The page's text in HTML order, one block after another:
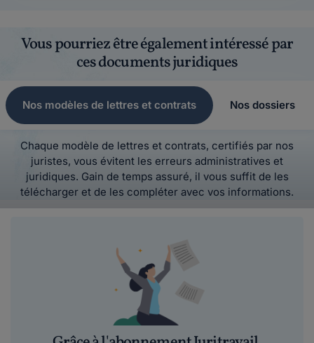
Vous pourriez être également intéressé par
ces documents juridiques
Nos modèles de lettres et contrats Nos dossiers
Chaque modèle de lettres et contrats, certifiés par nos
juristes, vous évitent les erreurs administratives et
juridiques. Gain de temps assuré, il vous suffit de les
télécharger et de les compléter avec vos informations.